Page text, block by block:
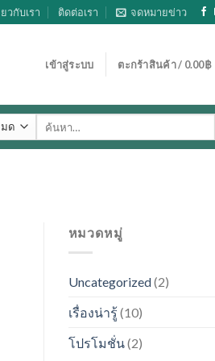
วกับเรา ติดต่อเรา จดหมายข่าว
เข้าสู่ระบบ ตะกร้าสินค้า / 0.00฿
ค้นหา:
หมวดหมู่
Uncategorized(2)
เรื่องน่ารู้(10)
โปรโมชั่น(2)